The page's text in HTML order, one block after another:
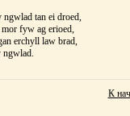
tan ei droed,
fyw ag erioed,
erchyll law brad,
ngwlad.
К